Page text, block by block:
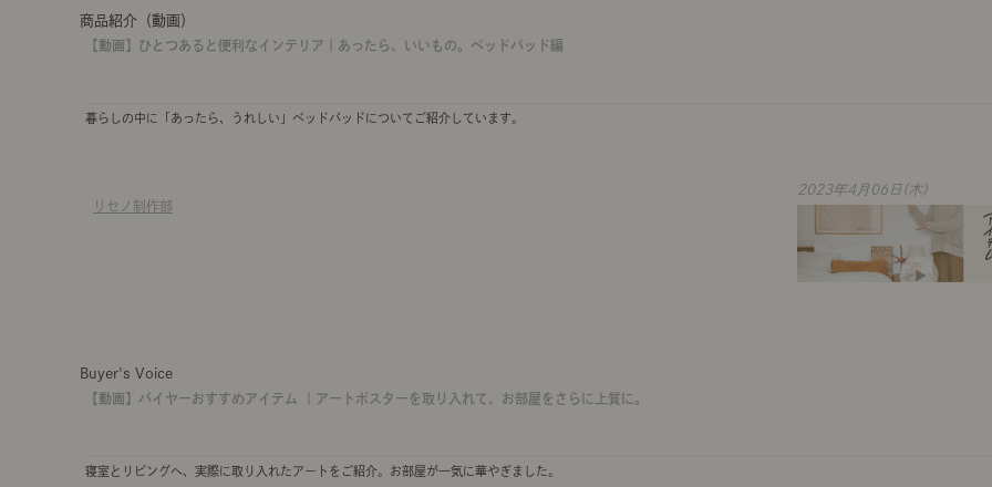
商品紹介（動画）
【動画】ひとつあると便利なインテリア｜あったら、いいもの。ベッドパッド編
暮らしの中に「あったら、うれしい」ベッドパッドについてご紹介しています。
リセノ制作部
2023年4月06日(木)
Buyer's Voice
【動画】バイヤーおすすめアイテム ｜アートポスターを取り入れて、お部屋をさらに上質に。
寝室とリビングへ、実際に取り入れたアートをご紹介。お部屋が一気に華やぎました。